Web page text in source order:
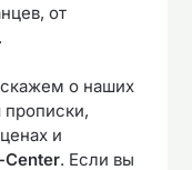
от
о наших
и
Center. Если вы